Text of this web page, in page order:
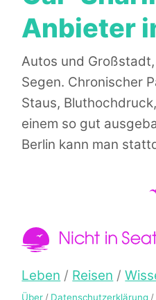
Anbieter
Autos und
Segen. Chronischer
Staus,
einem so gut
Berlin kann man
Nicht in
Hauptmenü
Leben Reisen
Über Datenschutzerklärung